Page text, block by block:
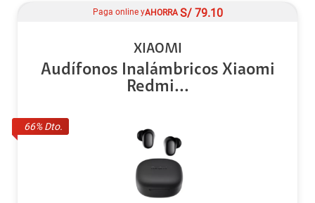
66% Dto.
Paga online yAHORRA S/ 79.10
XIAOMI
Audífonos Inalámbricos Xiaomi
Redmi...